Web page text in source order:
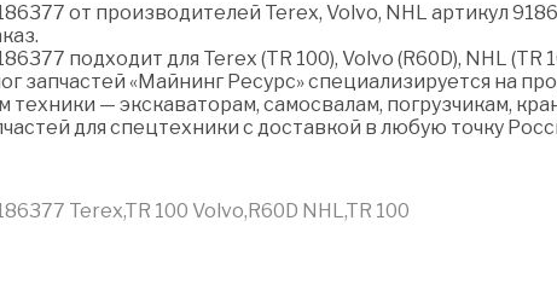
от производителей Terex, Volvo, NHL артикул
подходит для Terex (TR 100), Volvo (R60D), NHL (TR
запчастей «Майнинг Ресурс» специализируется на
техники — экскаваторам, самосвалам, погрузчикам,
для спецтехники с доставкой в любую точку
Terex,TR 100 Volvo,R60D NHL,TR 100